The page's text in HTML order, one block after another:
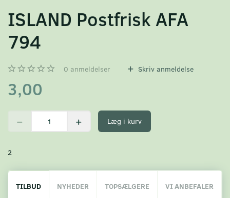
ISLAND Postfrisk AFA
794
0 anmeldelser Skriv anmeldelse
3,00
Læg i kurv
2
TILBUD NYHEDER TOPSÆLGERE VI ANBEFALER